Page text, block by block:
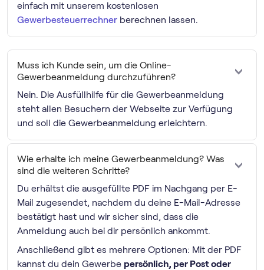
einfach mit unserem kostenlosen
Gewerbesteuerrechner berechnen lassen.
Muss ich Kunde sein, um die Online-
Gewerbeanmeldung durchzuführen?
Nein. Die Ausfüllhilfe für die Gewerbeanmeldung
steht allen Besuchern der Webseite zur Verfügung
und soll die Gewerbeanmeldung erleichtern.
Wie erhalte ich meine Gewerbeanmeldung? Was
sind die weiteren Schritte?
Du erhältst die ausgefüllte PDF im Nachgang per E-
Mail zugesendet, nachdem du deine E-Mail-Adresse
bestätigt hast und wir sicher sind, dass die
Anmeldung auch bei dir persönlich ankommt.
Anschließend gibt es mehrere Optionen: Mit der PDF
kannst du dein Gewerbe persönlich, per Post oder